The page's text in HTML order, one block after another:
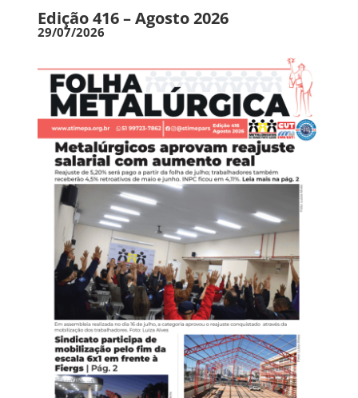
Edição 416 – Agosto 2026
29/07/2026